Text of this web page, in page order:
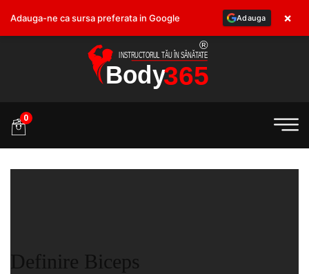
0
Definire Biceps
Adauga-ne ca sursa preferata in Google Adauga ×